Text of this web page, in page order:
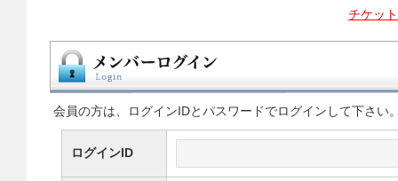
チケッ
会員の方は、ログインIDとパスワードでログインして下さい
ログインID